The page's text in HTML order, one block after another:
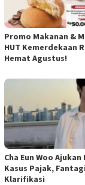
Promo Makanan &
HUT Kemerdekaan
Hemat Agustus!
Cha Eun Woo
Kasus Pajak,
Klarifikasi